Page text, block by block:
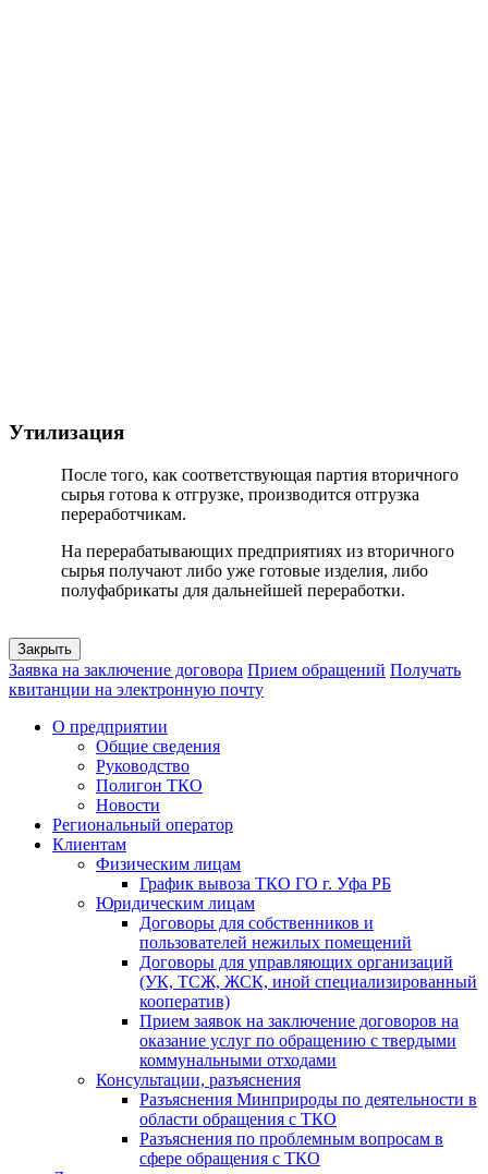
Утилизация
После того, как соответствующая партия вторичного
сырья готова к отгрузке, производится отгрузка
переработчикам.
На перерабатывающих предприятиях из вторичного
сырья получают либо уже готовые изделия, либо
полуфабрикаты для дальнейшей переработки.
Закрыть
Заявка на заключение договора Прием обращений Получать
квитанции на электронную почту
О предприятии
Общие сведения
Руководство
Полигон ТКО
Новости
Региональный оператор
Клиентам
Физическим лицам
График вывоза ТКО ГО г. Уфа РБ
Юридическим лицам
Договоры для собственников и
пользователей нежилых помещений
Договоры для управляющих организаций
(УК, ТСЖ, ЖСК, иной специализированный
кооператив)
Прием заявок на заключение договоров на
оказание услуг по обращению с твердыми
коммунальными отходами
Консультации, разъяснения
Разъяснения Минприроды по деятельности в
области обращения с ТКО
Разъяснения по проблемным вопросам в
сфере обращения с ТКО